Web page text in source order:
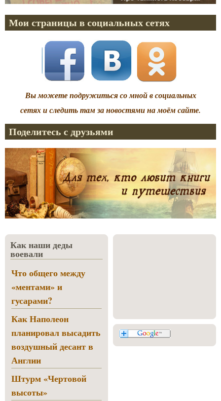
Мои страницы в социальных сетях
Вы можете подружиться со мной в социальных
сетях и следить там за новостями на моём сайте.
Поделитесь с друзьями
Как наши деды
воевали
Что общего между
«ментами» и
гусарами?
Как Наполеон
планировал высадить
воздушный десант в
Англии
Штурм «Чертовой
высоты»